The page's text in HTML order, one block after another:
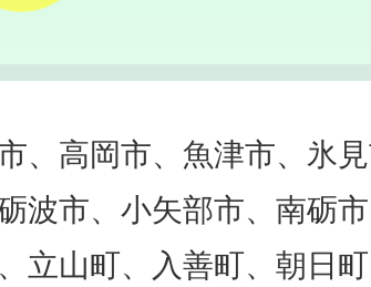
、高岡市、魚津市、氷
波市、小矢部市、南砺
立山町、入善町、朝日町